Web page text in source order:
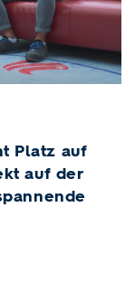
Platz auf
auf der